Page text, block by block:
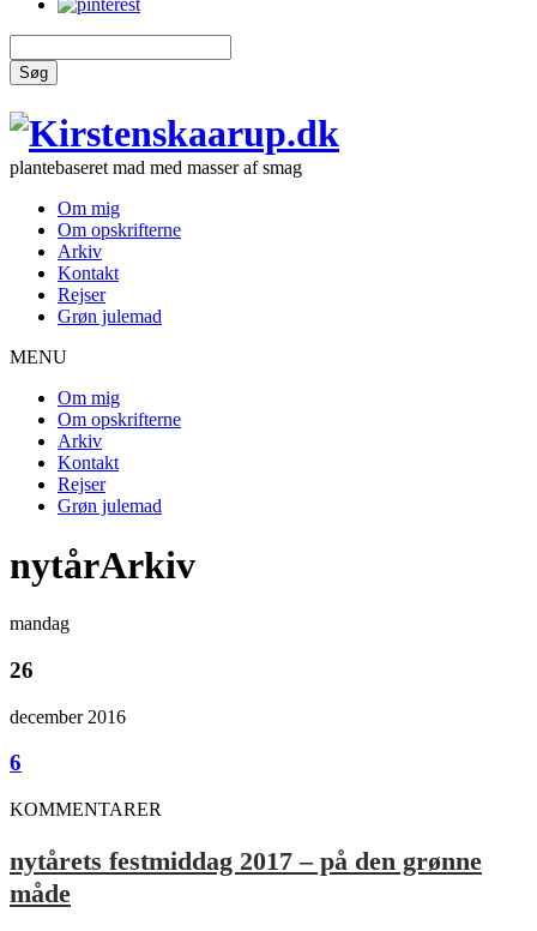
Søg
plantebaseret mad med masser af smag
Om mig
Om opskrifterne
Arkiv
Kontakt
Rejser
Grøn julemad
MENU
Om mig
Om opskrifterne
Arkiv
Kontakt
Rejser
Grøn julemad
nytårArkiv
mandag
26
december 2016
6
KOMMENTARER
nytårets festmiddag 2017 – på den grønne
måde